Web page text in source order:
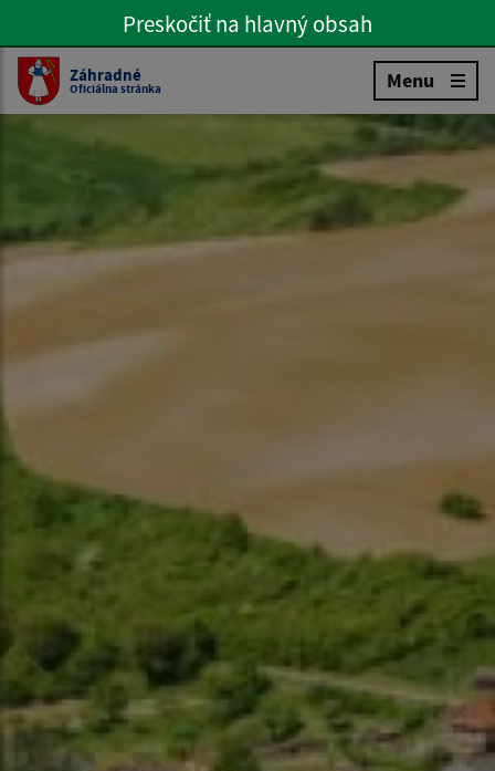
Preskočiť na hlavné menu
Preskočiť na hlavný obsah
Slovenčina
Záhradné
Oficiálna stránka Menu